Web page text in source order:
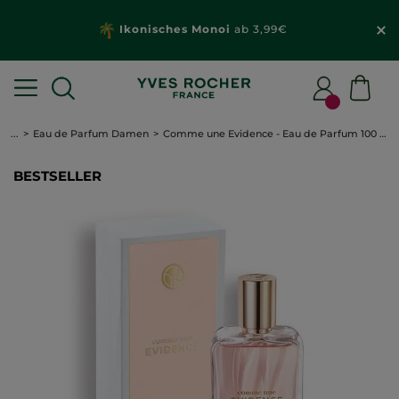
Ikonisches Monoi ab 3,99€
... Eau de Parfum Damen Comme une Evidence - Eau de Parfum 100 ml
BESTSELLER